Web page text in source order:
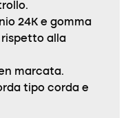
24K e gomma
rispetto alla
marcata.
tipo corda e